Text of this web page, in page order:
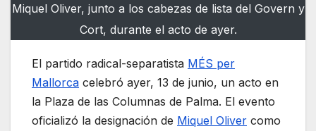
Miquel Oliver, junto a los cabezas de lista del Govern y
Cort, durante el acto de ayer.
El partido radical-separatista MÉS per
Mallorca celebró ayer, 13 de junio, un acto en
la Plaza de las Columnas de Palma. El evento
oficializó la designación de Miquel Oliver como